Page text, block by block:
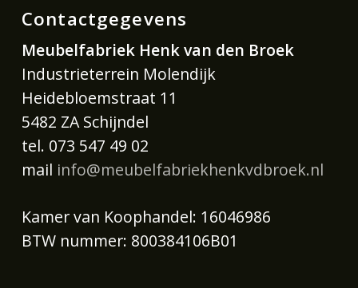
Contactgegevens
Meubelfabriek Henk van den Broek
Industrieterrein Molendijk
Heidebloemstraat 11
5482 ZA Schijndel
tel. 073 547 49 02
mail info@meubelfabriekhenkvdbroek.nl
Kamer van Koophandel: 16046986
BTW nummer: 800384106B01